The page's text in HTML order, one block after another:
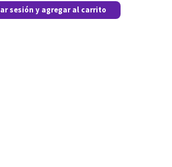
sesión y agregar al carrito